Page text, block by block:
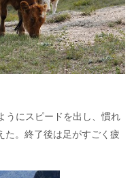
うにスピードを出し、慣れ
た。終了後は足がすごく疲